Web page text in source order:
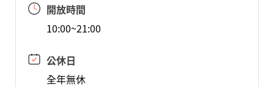
開放時間
10:00~21:00
公休日
全年無休